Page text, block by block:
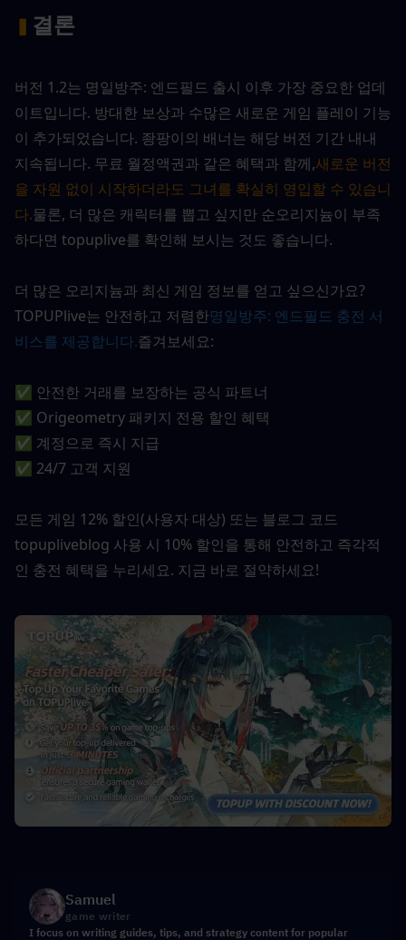
결론
버전 1.2는 명일방주: 엔드필드 출시 이후 가장 중요한 업데
이트입니다. 방대한 보상과 수많은 새로운 게임 플레이 기능
이 추가되었습니다. 좡팡이의 배너는 해당 버전 기간 내내
지속됩니다. 무료 월정액권과 같은 혜택과 함께,새로운 버전
을 자원 없이 시작하더라도 그녀를 확실히 영입할 수 있습니
다.물론, 더 많은 캐릭터를 뽑고 싶지만 순오리지늄이 부족
하다면 topuplive를 확인해 보시는 것도 좋습니다.
더 많은 오리지늄과 최신 게임 정보를 얻고 싶으신가요?
TOPUPlive는 안전하고 저렴한명일방주: 엔드필드 충전 서
비스를 제공합니다.즐겨보세요:
✅ 안전한 거래를 보장하는 공식 파트너
✅ Origeometry 패키지 전용 할인 혜택
✅ 계정으로 즉시 지급
✅ 24/7 고객 지원
모든 게임 12% 할인(사용자 대상) 또는 블로그 코드
topupliveblog 사용 시 10% 할인을 통해 안전하고 즉각적
인 충전 혜택을 누리세요. 지금 바로 절약하세요!
Samuel
game writer
I focus on writing guides, tips, and strategy content for popular